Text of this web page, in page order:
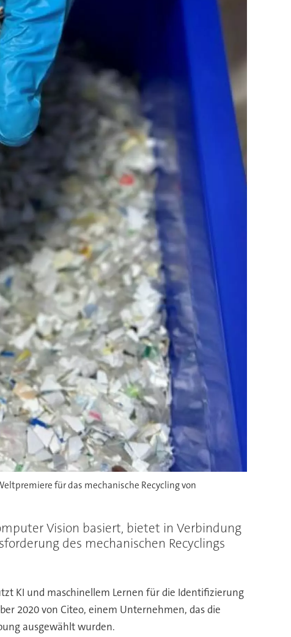
für das mechanische Recycling von
Vision basiert, bietet in Verbindung
des mechanischen Recyclings
KI und maschinellem Lernen für die Identifizierung
2020 von Citeo, einem Unternehmen, das die
ausgewählt wurden.